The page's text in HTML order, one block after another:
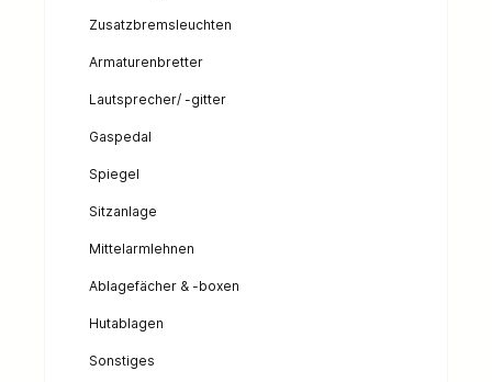
Zusatzbremsleuchten
Armaturenbretter
Lautsprecher/ -gitter
Gaspedal
Spiegel
Sitzanlage
Mittelarmlehnen
Ablagefächer & -boxen
Hutablagen
Sonstiges